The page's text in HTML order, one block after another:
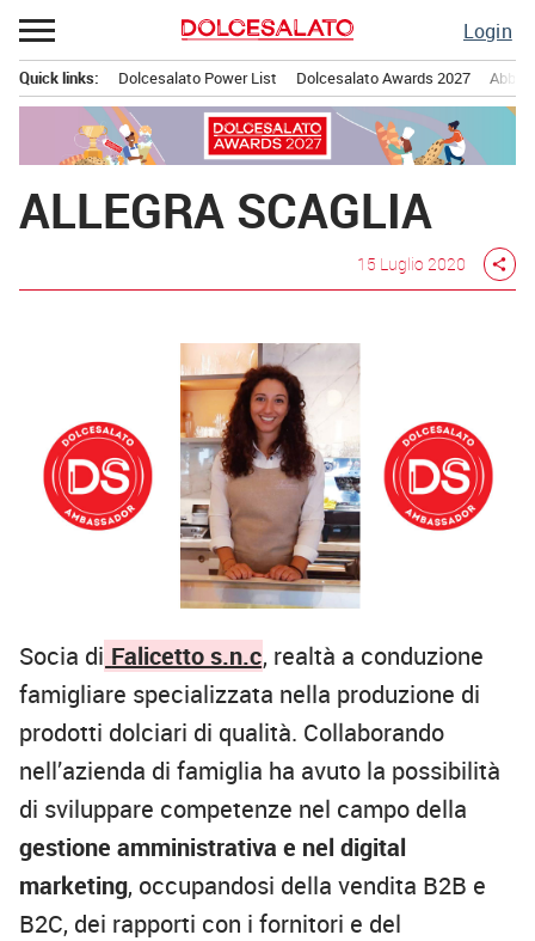
Passa
al
contenuto
Login
principale
Quick links: Dolcesalato Power List Dolcesalato Awards 2027
ALLEGRA SCAGLIA
15 Luglio 2020 share
Socia di Falicetto s.n.c, realtà a conduzione
famigliare specializzata nella produzione di
prodotti dolciari di qualità. Collaborando
nell’azienda di famiglia ha avuto la possibilità
di sviluppare competenze nel campo della
gestione amministrativa e nel digital
marketing, occupandosi della vendita B2B e
B2C, dei rapporti con i fornitori e del